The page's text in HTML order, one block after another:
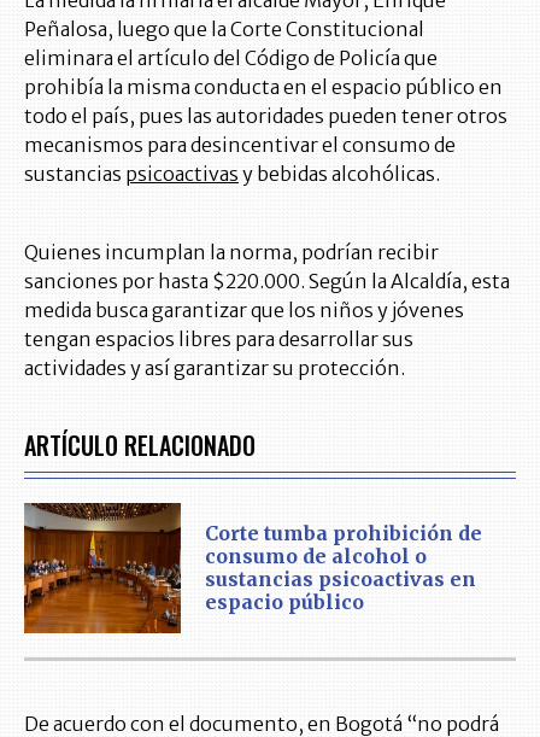
Peñalosa, luego que la Corte Constitucional
eliminara el artículo del Código de Policía que
prohibía la misma conducta en el espacio público en
todo el país, pues las autoridades pueden tener otros
mecanismos para desincentivar el consumo de
sustancias psicoactivas y bebidas alcohólicas.
Quienes incumplan la norma, podrían recibir
sanciones por hasta $220.000. Según la Alcaldía, esta
medida busca garantizar que los niños y jóvenes
tengan espacios libres para desarrollar sus
actividades y así garantizar su protección.
ARTÍCULO RELACIONADO
Corte tumba prohibición de
consumo de alcohol o
sustancias psicoactivas en
espacio público
De acuerdo con el documento, en Bogotá “no podrá